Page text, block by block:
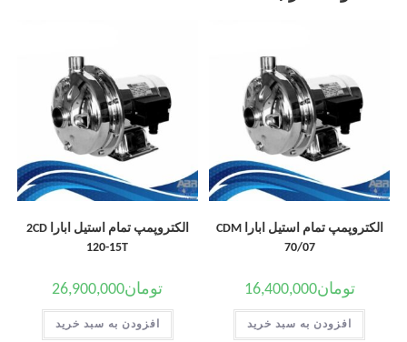
الکتروپمپ تمام استیل ابارا CDM
70/07
تومان16,400,000
افزودن به سبد خرید
الکتروپمپ تمام استیل ابارا 2CD
120-15T
تومان26,900,000
افزودن به سبد خرید